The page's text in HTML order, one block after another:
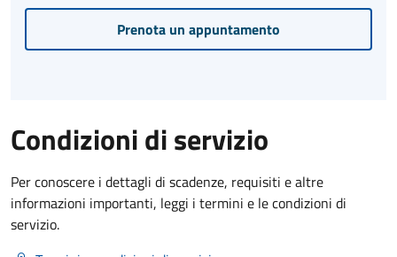
Prenota un appuntamento
Condizioni di servizio
Per conoscere i dettagli di scadenze, requisiti e altre
informazioni importanti, leggi i termini e le condizioni di
servizio.